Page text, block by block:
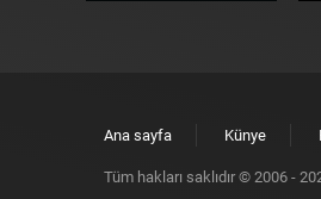
Ana sayfa Künye
Tüm hakları saklıdır © 2006 -